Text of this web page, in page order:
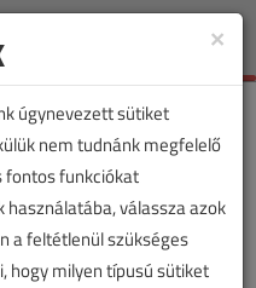
Toggle
×
úgynevezett sütiket
nem tudnánk megfelelő
fontos funkciókat
válassza azok
a feltétlenül szükséges
hogy milyen típusú sütiket